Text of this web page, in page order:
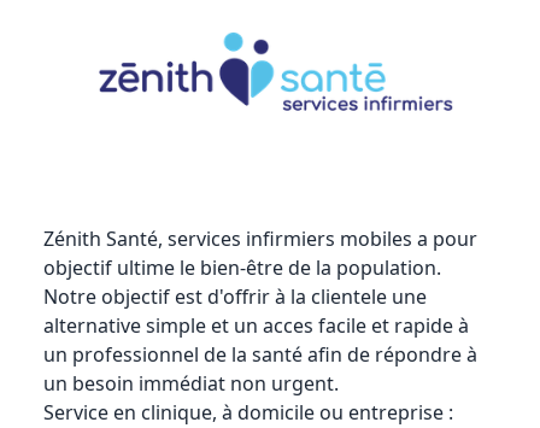
Zénith Santé, services infirmiers mobiles a pour
objectif ultime le bien-être de la population.
Notre objectif est d'offrir à la clientele une
alternative simple et un acces facile et rapide à
un professionnel de la santé afin de répondre à
un besoin immédiat non urgent.
Service en clinique, à domicile ou entreprise :